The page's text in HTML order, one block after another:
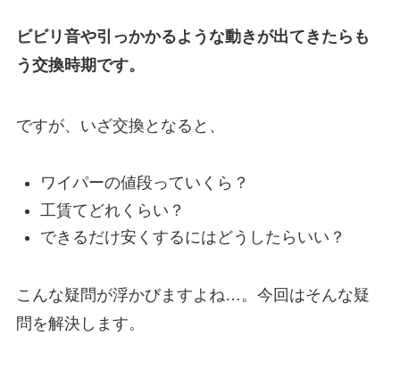
ビビリ音や引っかかるような動きが出てきたらも
う交換時期です。
ですが、いざ交換となると、
ワイパーの値段っていくら？
工賃てどれくらい？
できるだけ安くするにはどうしたらいい？
こんな疑問が浮かびますよね…。今回はそんな疑
問を解決します。